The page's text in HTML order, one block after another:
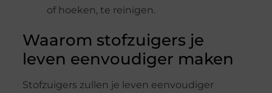
of hoeken, te reinigen.
Waarom stofzuigers je
leven eenvoudiger maken
Stofzuigers zullen je leven eenvoudiger